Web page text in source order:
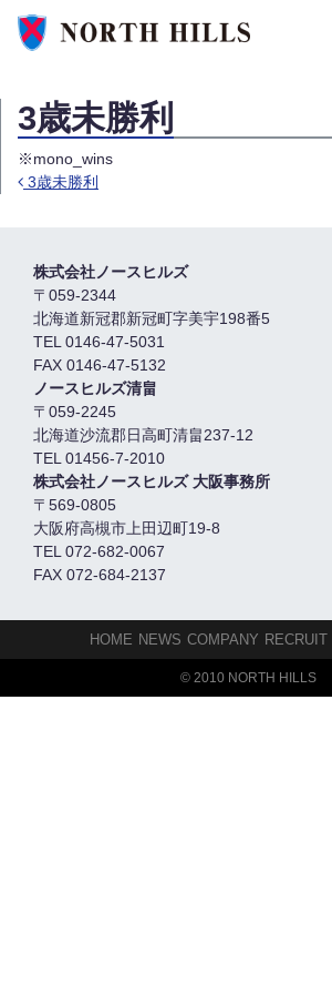
3歳未勝利
※mono_wins
3歳未勝利
株式会社ノースヒルズ
〒059-2344
北海道新冠郡新冠町字美宇198番5
TEL 0146-47-5031
FAX 0146-47-5132
ノースヒルズ清畠
〒059-2245
北海道沙流郡日高町清畠237-12
TEL 01456-7-2010
株式会社ノースヒルズ 大阪事務所
〒569-0805
大阪府高槻市上田辺町19-8
TEL 072-682-0067
FAX 072-684-2137
HOME NEWS COMPANY RECRUIT
© 2010 NORTH HILLS